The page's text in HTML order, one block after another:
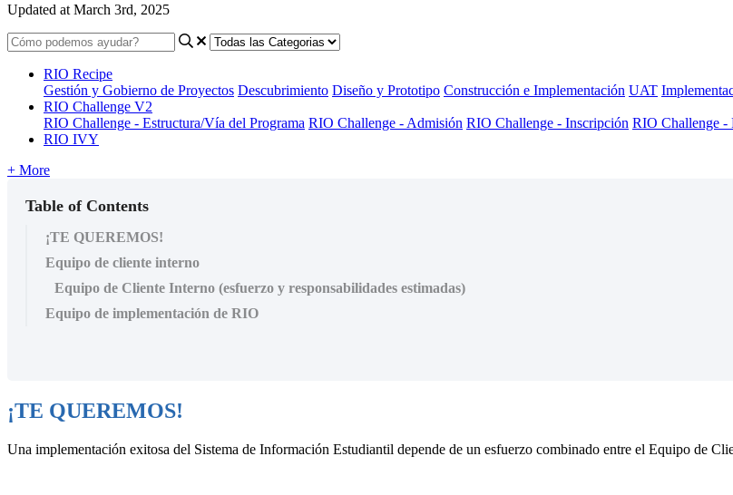
Updated at March 3rd, 2025
RIO Recipe
Gestión y Gobierno de Proyectos Descubrimiento Diseño y Prototipo Construcción e Implementación UAT
RIO Challenge V2
RIO Challenge - Estructura/Vía del Programa RIO Challenge - Admisión RIO Challenge - Inscripción RIO Challenge -
RIO IVY
+ More
Table of Contents
¡TE QUEREMOS!
Equipo de cliente interno
Equipo de Cliente Interno (esfuerzo y responsabilidades estimadas)
Equipo de implementación de RIO
¡TE QUEREMOS!
Una implementación exitosa del Sistema de Información Estudiantil depende de un esfuerzo combinado entre el Equipo de